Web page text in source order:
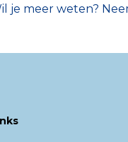
je meer weten?